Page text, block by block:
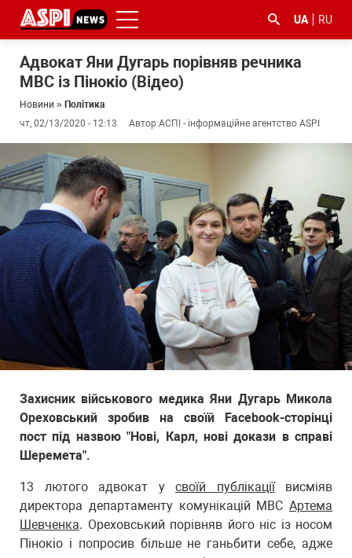
UA RU
Адвокат Яни Дугарь порівняв речника
МВС із Пінокіо (Відео)
Новини » Політика
чт, 02/13/2020 - 12:13
Автор:АСПІ - інформаційне агентство ASPI
Захисник військового медика Яни Дугарь Микола
Ореховський зробив на своїй Facebook-сторінці
пост під назвою "Нові, Карл, нові докази в справі
Шеремета".
13 лютого адвокат у своїй публікаціївисміяв
директора департаменту комунікацій МВС Артема
Шевченка. Ореховський порівняв його ніс із носом
Пінокіо і попросив більше не ганьбити себе, адже
#ООС
#боротьба
з
корупцією
#ДФС #Київ #коронавірус